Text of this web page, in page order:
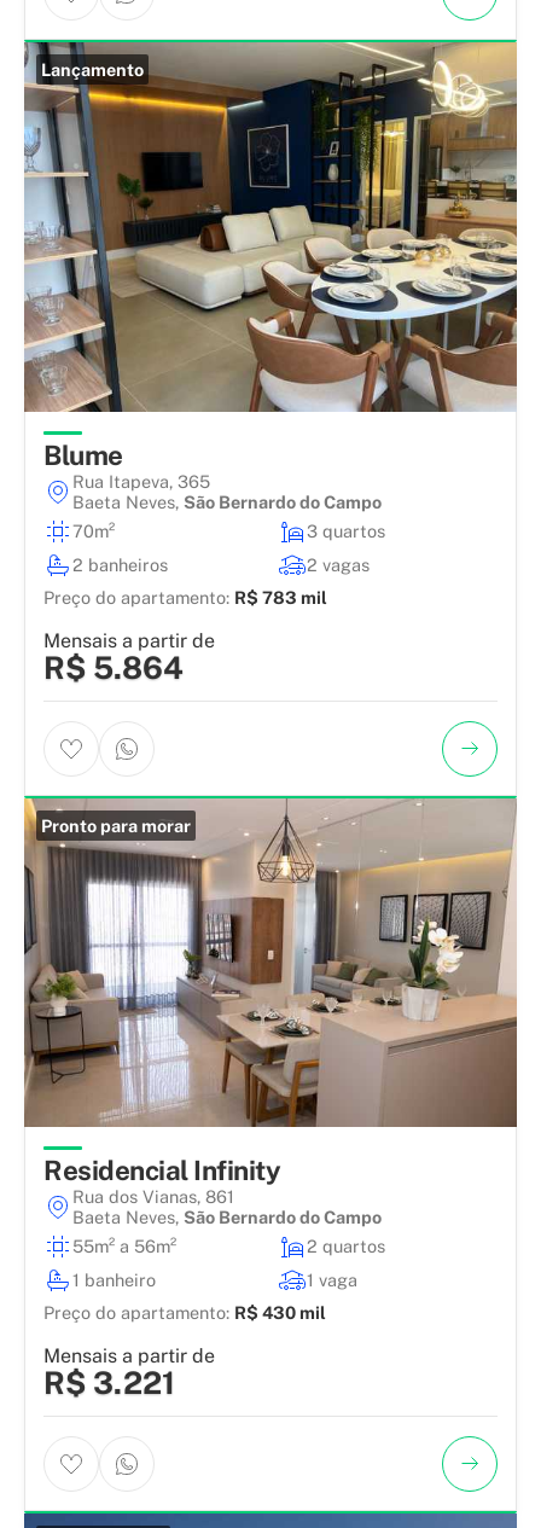
Lançamento
Blume
Rua Itapeva, 365
Baeta Neves, São Bernardo do Campo
70m²
3 quartos
2 banheiros
2 vagas
Preço do apartamento: R$ 783 mil
Mensais a partir de
R$ 5.864
Pronto para morar
Residencial Infinity
Rua dos Vianas, 861
Baeta Neves, São Bernardo do Campo
55m² a 56m²
2 quartos
1 banheiro
1 vaga
Preço do apartamento: R$ 430 mil
Mensais a partir de
R$ 3.221